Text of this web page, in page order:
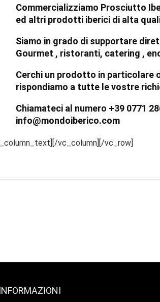
Commercializziamo Prosciutto
ed altri prodotti iberici di alta
Siamo in grado di supportare
Gourmet , ristoranti, catering ,
Cerchi un prodotto in particolare
rispondiamo a tutte le vostre
Chiamateci al numero +39 0771
info@mondoiberico.com
vc_column][/vc_row]
INFORMAZIONI